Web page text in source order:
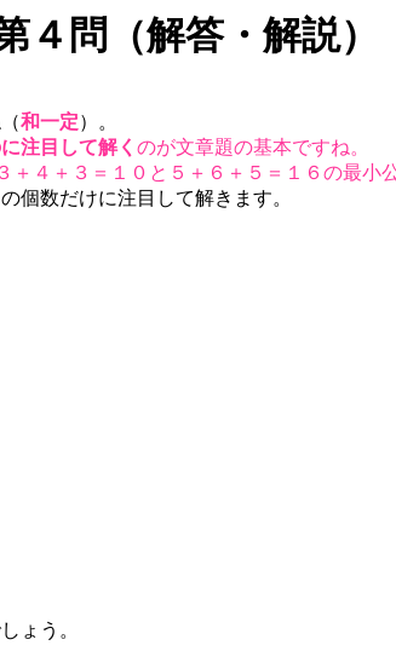
４問（解答・解説）
和一定）。
注目して解く のが文章題の基本ですね。
４＋３＝１０と５＋６＋５＝１６の最小
個数だけに注目して解きます。
ょう。